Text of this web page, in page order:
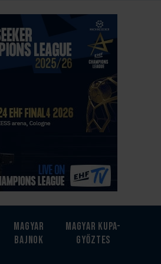
Magyar
bajnok
Magyar kupa-
győztes